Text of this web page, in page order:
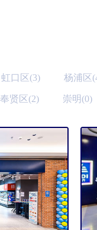
虹口区(3) 杨浦区
奉贤区(2) 崇明(0)